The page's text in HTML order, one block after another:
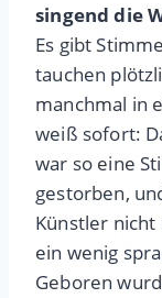
singend die
Es gibt
tauchen
manchmal in
weiß sofort:
war so eine
gestorben,
Künstler
ein wenig
Geboren